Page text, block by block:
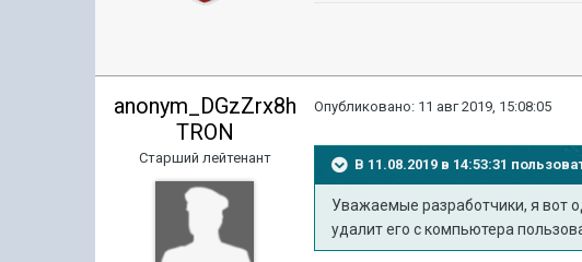
anonym_DGzZrx8h
TRON
Старший лейтенант
Опубликовано: 11 авг 2019, 15:08:05
В 11.08.2019 в 14:53:31
Уважаемые разработчики, я вот
удалит его с компьютера